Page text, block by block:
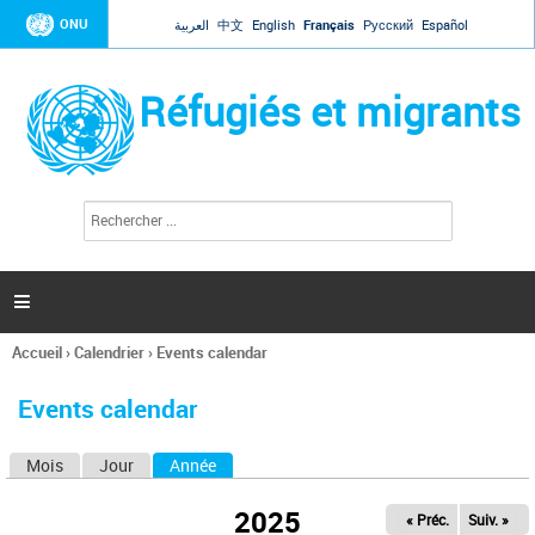
Jump to navigation
ONU العربية 中文 English Français Русский Español
Réfugiés et migrants
l
c
h
e

Vous
ici
Accueil›Calendrier› Events calendar
Events calendar
Mois Jour Année
2025 « Préc. Suiv. »